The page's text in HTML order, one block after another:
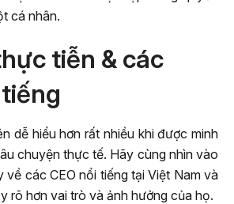
cá nhân.
tiễn & các
dễ hiểu hơn rất nhiều khi được minh
chuyện thực tế. Hãy cùng nhìn vào
về các CEO nổi tiếng tại Việt Nam và
rõ hơn vai trò và ảnh hưởng của họ.